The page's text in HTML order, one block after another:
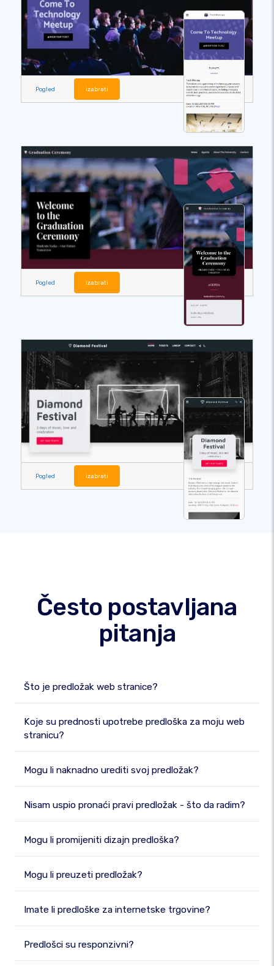
Pogled izabrati
Pogled izabrati
Pogled izabrati
Često postavljana
pitanja
Što je predložak web stranice?
Koje su prednosti upotrebe predloška za moju web
stranicu?
Mogu li naknadno urediti svoj predložak?
Nisam uspio pronaći pravi predložak - što da radim?
Mogu li promijeniti dizajn predloška?
Mogu li preuzeti predložak?
Imate li predloške za internetske trgovine?
Predlošci su responzivni?